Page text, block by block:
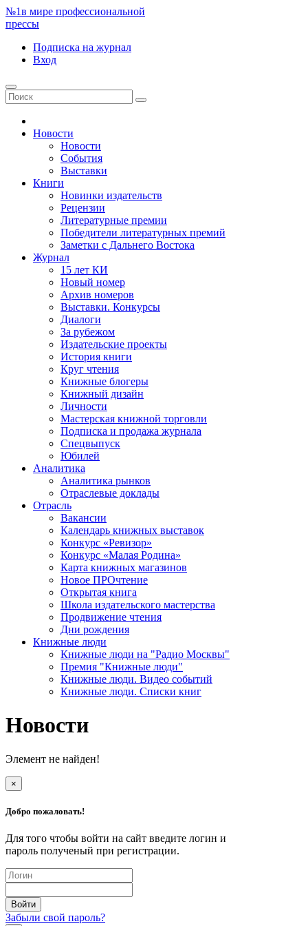
№1в мире профессиональной
прессы
Подписка на журнал
Вход
Новости
Новости
События
Выставки
Книги
Новинки издательств
Рецензии
Литературные премии
Победители литературных премий
Заметки с Дальнего Востока
Журнал
15 лет КИ
Новый номер
Архив номеров
Выставки. Конкурсы
Диалоги
За рубежом
Издательские проекты
История книги
Круг чтения
Книжные блогеры
Книжный дизайн
Личности
Мастерская книжной торговли
Подписка и продажа журнала
Спецвыпуск
Юбилей
Аналитика
Аналитика рынков
Отраслевые доклады
Отрасль
Вакансии
Календарь книжных выставок
Конкурс «Ревизор»
Конкурс «Малая Родина»
Карта книжных магазинов
Новое ПРОчтение
Открытая книга
Школа издательского мастерства
Продвижение чтения
Дни рождения
Книжные люди
Книжные люди на "Радио Москвы"
Премия "Книжные люди"
Книжные люди. Видео событий
Книжные люди. Списки книг
Новости
Элемент не найден!
×
Добро пожаловать!
Для того чтобы войти на сайт введите логин и
пароль полученый при регистрации.
Забыли свой пароль?